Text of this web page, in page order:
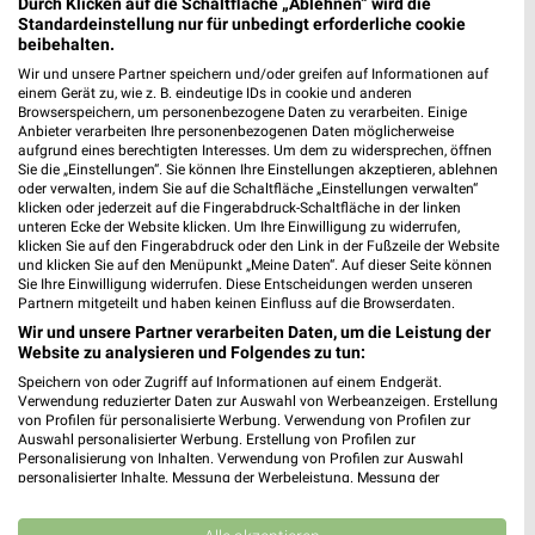
Jetzt alle "Blumen" Themen entdecken!
MEHR PROSPEKTE
weekli - Prospekte & Angebote App
Alle toom Baumarkt Angebote immer griffbereit – mit der
Standardeinstellung nur für unbedingt erforderliche cookie
beibehalten.
Wir und unsere Partner speichern und/oder greifen auf Informationen auf
einem Gerät zu, wie z. B. eindeutige IDs in cookie und anderen
Browserspeichern, um personenbezogene Daten zu verarbeiten. Einige
Anbieter verarbeiten Ihre personenbezogenen Daten möglicherweise
aufgrund eines berechtigten Interesses. Um dem zu widersprechen, öffnen
Sie die „Einstellungen“. Sie können Ihre Einstellungen akzeptieren, ablehnen
oder verwalten, indem Sie auf die Schaltfläche „Einstellungen verwalten“
klicken oder jederzeit auf die Fingerabdruck-Schaltfläche in der linken
unteren Ecke der Website klicken. Um Ihre Einwilligung zu widerrufen,
klicken Sie auf den Fingerabdruck oder den Link in der Fußzeile der Website
und klicken Sie auf den Menüpunkt „Meine Daten“. Auf dieser Seite können
Sie Ihre Einwilligung widerrufen. Diese Entscheidungen werden unseren
Partnern mitgeteilt und haben keinen Einfluss auf die Browserdaten.
Wir und unsere Partner verarbeiten Daten, um die Leistung der
Website zu analysieren und Folgendes zu tun:
Speichern von oder Zugriff auf Informationen auf einem Endgerät.
Verwendung reduzierter Daten zur Auswahl von Werbeanzeigen. Erstellung
von Profilen für personalisierte Werbung. Verwendung von Profilen zur
Auswahl personalisierter Werbung. Erstellung von Profilen zur
Personalisierung von Inhalten. Verwendung von Profilen zur Auswahl
personalisierter Inhalte. Messung der Werbeleistung. Messung der
Kombinationen von Daten aus verschiedenen Quellen. Entwicklung und